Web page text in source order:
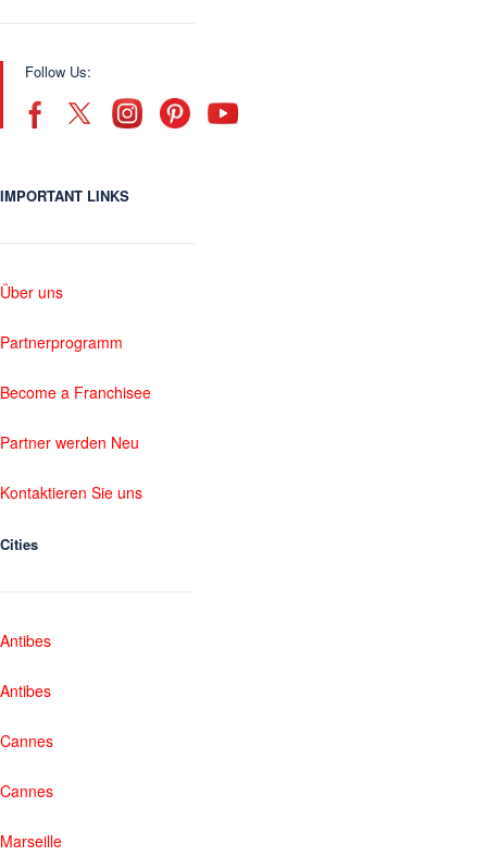
Follow Us:
IMPORTANT LINKS
Über uns
Partnerprogramm
Become a Franchisee
Partner werden Neu
Kontaktieren Sie uns
Cities
Antibes
Antibes
Cannes
Cannes
Marseille